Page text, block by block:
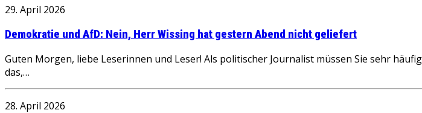
29. April 2026
Demokratie und AfD: Nein, Herr Wissing hat gestern Abend nicht geliefert
Guten Morgen, liebe Leserinnen und Leser! Als politischer Journalist müssen Sie sehr
das,…
28. April 2026